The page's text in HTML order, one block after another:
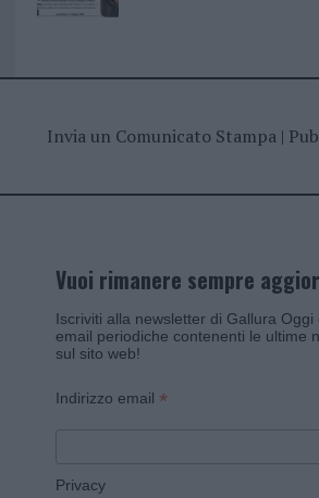
Invia un Comunicato Stampa|
Vuoi rimanere sempre
Iscriviti alla newsletter di Gallura Oggi
email periodiche contenenti le ultime
sul sito web!
Indirizzo email *
Privacy